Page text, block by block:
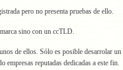
pero no presenta pruebas de ello.
sino con un ccTLD.
de ellos. Sólo es posible desarrolar
empresas reputadas dedicadas a este fin.